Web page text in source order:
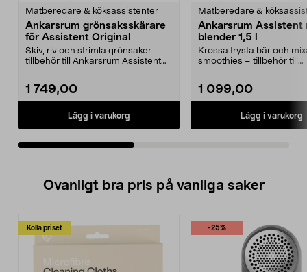
Matberedare & köksassistenter
Ankarsrum grönsaksskärare
för Assistent Original
Skiv, riv och strimla grönsaker –
tillbehör till Ankarsrum Assistent
1 749,00
Lägg i varukorg
Matberedare &
Ankarsrum Assistent
blender 1,5 l
Krossa frysta bär och
smoothies – tillbehör till
1 099,00
Lägg i varukorg
Ovanligt bra pris på vanliga saker
Kolla priset -25%